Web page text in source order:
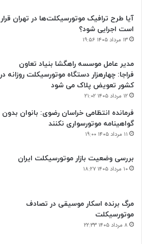
آیا طرح ترافیک موتورسیکلت‌ها در تهران قرار
است اجرایی شود؟
۱۳ مرداد ۱۴۰۵ ۱۹:۵۶
مدیر عامل موسسه راهگشا بنیاد تعاون
فراجا: چهارهزار دستگاه موتورسیکلت روزانه در
کشور تعویض پلاک می شود
۱۲ مرداد ۱۴۰۵ ۲۱:۰۲
فرمانده انتظامی خراسان رضوی: بانوان بدون
گواهینامه موتورسواری نکنند
۱۱ مرداد ۱۴۰۵ ۱۹:۰۰
بررسی وضعیت بازار موتورسیکلت ایران
۱۰ مرداد ۱۴۰۵ ۱۸:۲۷
مرگ برنده اسکار موسیقی در تصادف
موتورسیکلت
۸ مرداد ۱۴۰۵ ۲۲:۳۳